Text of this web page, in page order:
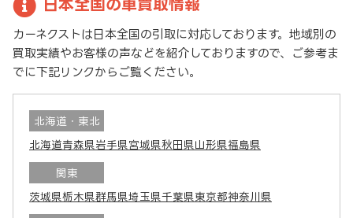
日本全国の車買取情報
カーネクストは日本全国の引取に対応しております。地域別の
買取実績やお客様の声などを紹介しておりますので、ご参考ま
でに下記リンクからご覧ください。
北海道・東北
北海道青森県岩手県宮城県秋田県山形県福島県
関東
茨城県栃木県群馬県埼玉県千葉県東京都神奈川県